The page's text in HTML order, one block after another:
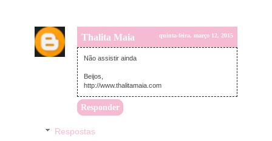
Thalita Maia quinta-feira, março 12, 2015
Não assistir ainda
Beijos,
http://www.thalitamaia.com
Responder
Respostas